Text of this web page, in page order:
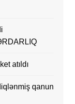
atıldı
qanun